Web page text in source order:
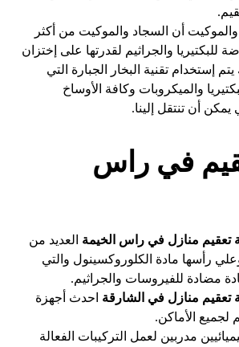
أن السجاد والموكيت من أكثر
للبكتيريا والجراثيم لقدرتها على إختزان
يتم إستخدام تقنية البخار الجبارة التي
والميكروبات وكافة الأوساخ
يمكن أن تنتقل إلينا.
في راس
تعقيم منازل في راس الخيمة العديد من
رأسها مادة الكلوروكسينول والتي
مضادة للفيروسات والجراثيم.
تعقيم منازل في الشارقة احدث أجهزة
لجميع الأماكن.
مدربين لعمل التركيبات الفعالة